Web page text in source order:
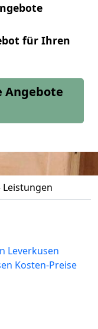
für Ihren
Angebote
Leistungen
Leverkusen
Kosten-Preise